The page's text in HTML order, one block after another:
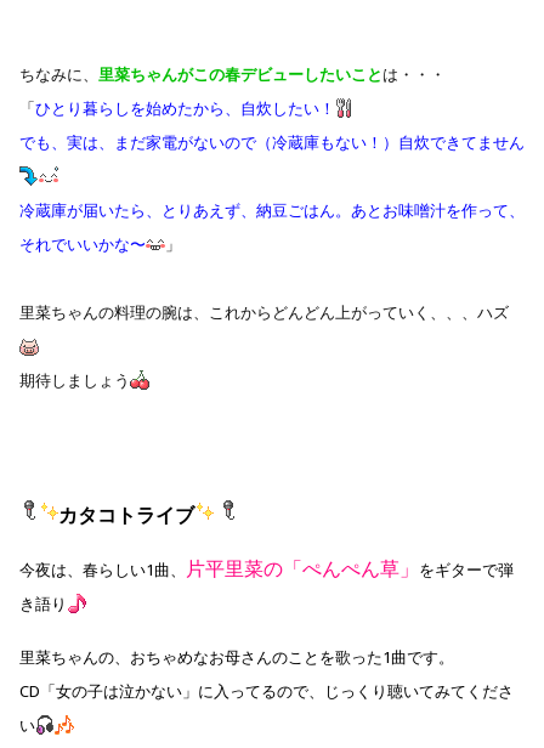
ちなみに、 里菜ちゃんがこの春デビューしたいことは・・・
「ひとり暮らしを始めたから、自炊したい！
でも、実は、まだ家電がないので（冷蔵庫もない！）自炊できてません
冷蔵庫が届いたら、とりあえず、納豆ごはん。あとお味噌汁を作って、
それでいいかな〜
」
里菜ちゃんの料理の腕は、これからどんどん上がっていく、、、ハズ
期待しましょう
カタコトライブ
今夜は、春らしい1曲、 片平里菜の「ぺんぺん草」 をギターで弾
き語り
里菜ちゃんの、おちゃめなお母さんのことを歌った1曲です。
CD「女の子は泣かない」に入ってるので、じっくり聴いてみてくださ
い